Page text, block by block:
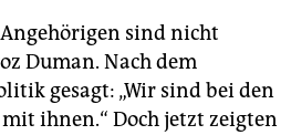
sind nicht
Duman. Nach dem
gesagt: „Wir sind bei den
ihnen.“ Doch jetzt zeigten